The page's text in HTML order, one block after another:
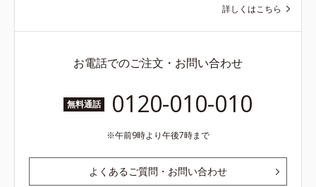
詳しくはこちら
お電話でのご注文・お問い合わせ
無料通話 0120-010-010
午前9時より午後7時まで
よくあるご質問・お問い合わせ